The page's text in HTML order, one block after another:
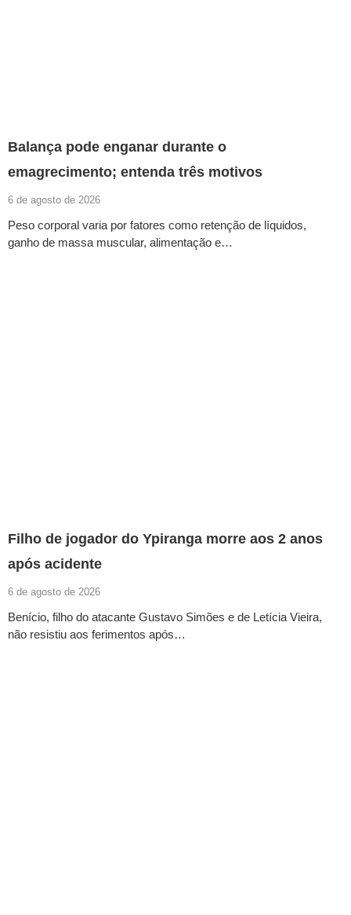
Balança pode enganar durante o
emagrecimento; entenda três motivos
6 de agosto de 2026
Peso corporal varia por fatores como retenção de líquidos,
ganho de massa muscular, alimentação e…
Filho de jogador do Ypiranga morre aos 2 anos
após acidente
6 de agosto de 2026
Benício, filho do atacante Gustavo Simões e de Letícia Vieira,
não resistiu aos ferimentos após…